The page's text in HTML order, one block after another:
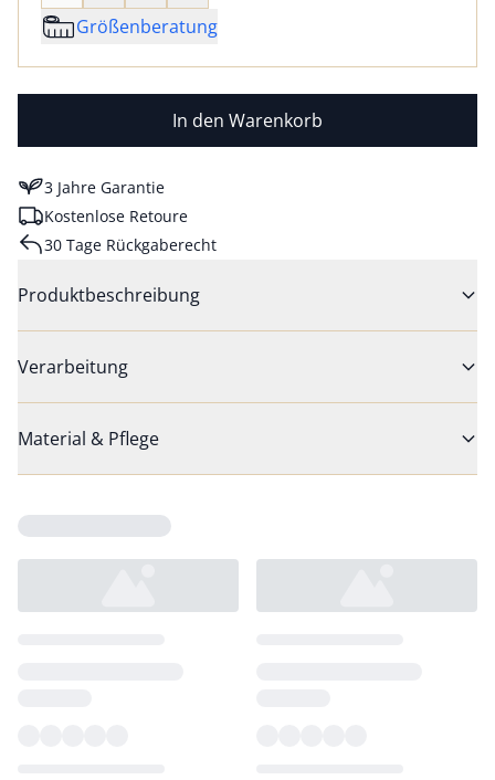
Größenberatung
In den Warenkorb
3 Jahre Garantie
Kostenlose Retoure
30 Tage Rückgaberecht
Produktbeschreibung
Verarbeitung
Material & Pflege